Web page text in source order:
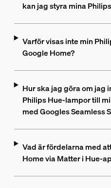
kan jag styra mina
Varför visas inte min
Google Home?
Hur ska jag göra om jag
Philips Hue-lampor till
med Googles Seamless
Vad är fördelarna med
Home via Matter i Hue-